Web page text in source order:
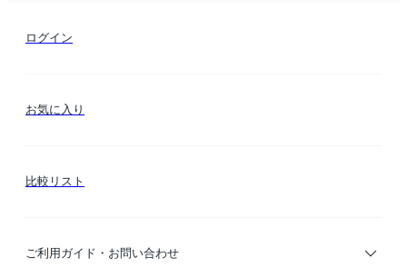
ログイン
お気に入り
比較リスト
ご利用ガイド・お問い合わせ